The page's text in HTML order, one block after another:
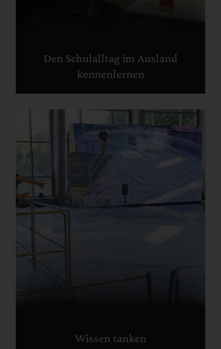
Den Schulalltag im Ausland
kennenlernen
Wissen tanken